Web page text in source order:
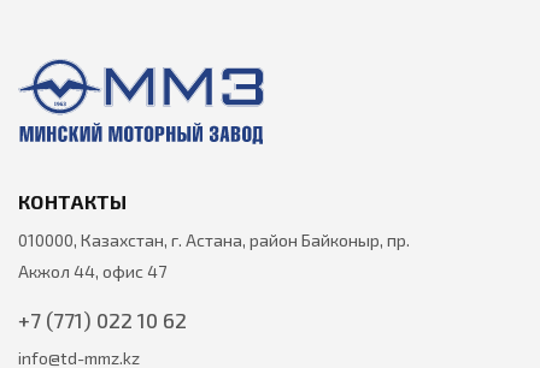
КОНТАКТЫ
010000, Казахстан, г. Астана, район Байконыр, пр.
Акжол 44, офис 47
+7 (771) 022 10 62
info@td-mmz.kz